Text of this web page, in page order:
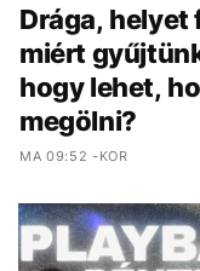
Drága, helyet
miért
hogy lehet,
megölni?
MA 09:52 -KOR